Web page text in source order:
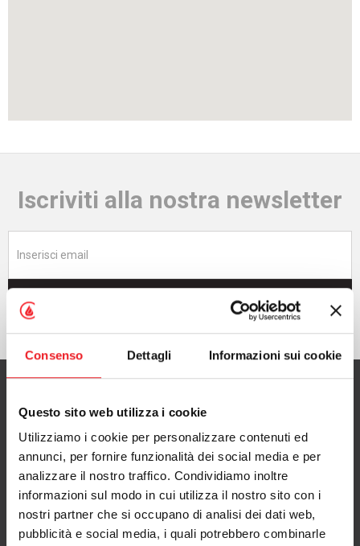
Consenso Dettagli Informazioni sui cookie
Questo sito web utilizza i cookie
Utilizziamo i cookie per personalizzare contenuti ed
annunci, per fornire funzionalità dei social media e per
analizzare il nostro traffico. Condividiamo inoltre
informazioni sul modo in cui utilizza il nostro sito con i
nostri partner che si occupano di analisi dei dati web,
pubblicità e social media, i quali potrebbero combinarle
Iscriviti alla nostra newsletter
CAMINETTI MONTEGRAPPA S.p.A.
via A. da Bassano 7/9
36020 Pove del Grappa (VI), Italy